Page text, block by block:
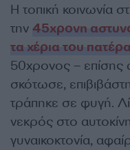
Η τοπική κοινωνία
την 45χρονη
τα χέρια του
50χρονος – επίσης
σκότωσε,
τράπηκε σε φυγή.
νεκρός στο
γυναικοκτονία,